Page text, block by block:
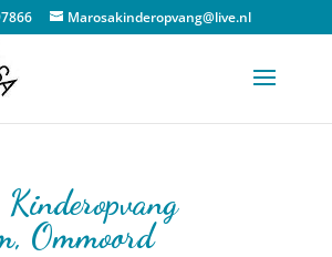
Marosakinderopvang@live.nl
Kinderopvang
Ommoord